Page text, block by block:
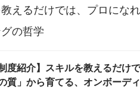
えるだけでは、プロにな
の哲学
制度紹介】スキルを教えるだ
質」から育てる、オンボーデ